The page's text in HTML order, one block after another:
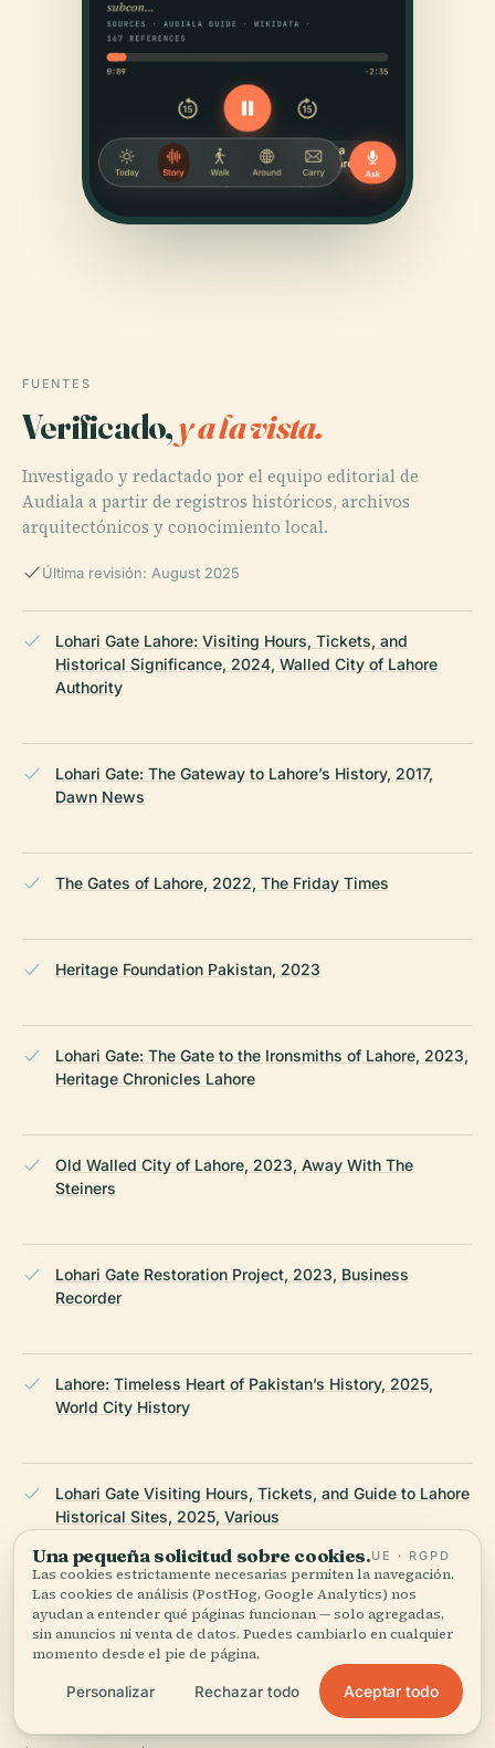
FUENTES
Verificado,y a la vista.
Investigado y redactado por el equipo editorial de
Audiala a partir de registros históricos, archivos
arquitectónicos y conocimiento local.
Última revisión: August 2025
Lohari Gate Lahore: Visiting Hours, Tickets, and
Historical Significance, 2024, Walled City of Lahore
Authority
Lohari Gate: The Gateway to Lahore’s History, 2017,
Dawn News
The Gates of Lahore, 2022, The Friday Times
Heritage Foundation Pakistan, 2023
Lohari Gate: The Gate to the Ironsmiths of Lahore, 2023,
Heritage Chronicles Lahore
Old Walled City of Lahore, 2023, Away With The
Steiners
Lohari Gate Restoration Project, 2023, Business
Recorder
Lahore: Timeless Heart of Pakistan’s History, 2025,
World City History
Lohari Gate Visiting Hours, Tickets, and Guide to Lahore
Historical Sites, 2025, Various
UNESCO Tentative List - Walled City of Lahore, 2024
Wikipedia — Lohari Gate
Una pequeña solicitud sobre cookies.UE · RGPD
Las cookies estrictamente necesarias permiten la navegación.
Las cookies de análisis (PostHog, Google Analytics) nos
ayudan a entender qué páginas funcionan — solo agregadas,
sin anuncios ni venta de datos. Puedes cambiarlo en cualquier
momento desde el pie de página.
Personalizar Rechazar todo Aceptar todo